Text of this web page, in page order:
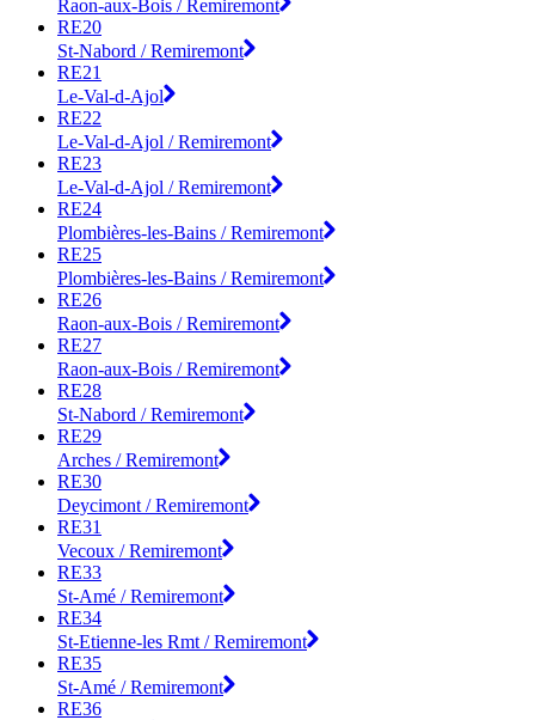
Raon-aux-Bois / Remiremont
RE20
St-Nabord / Remiremont
RE21
Le-Val-d-Ajol
RE22
Le-Val-d-Ajol / Remiremont
RE23
Le-Val-d-Ajol / Remiremont
RE24
Plombières-les-Bains / Remiremont
RE25
Plombières-les-Bains / Remiremont
RE26
Raon-aux-Bois / Remiremont
RE27
Raon-aux-Bois / Remiremont
RE28
St-Nabord / Remiremont
RE29
Arches / Remiremont
RE30
Deycimont / Remiremont
RE31
Vecoux / Remiremont
RE33
St-Amé / Remiremont
RE34
St-Etienne-les Rmt / Remiremont
RE35
St-Amé / Remiremont
RE36